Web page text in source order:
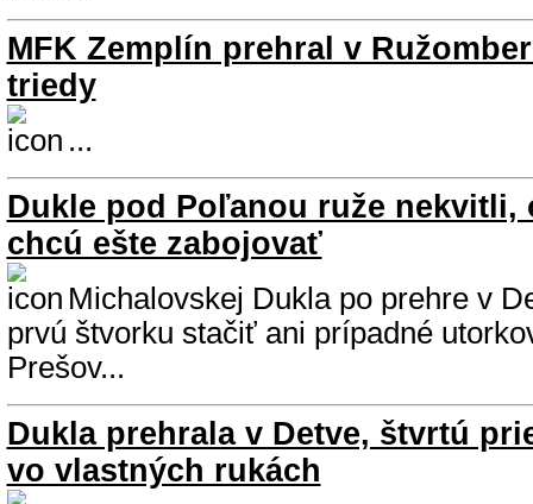
MFK Zemplín prehral v
triedy
...
Dukle pod Poľanou ruže nekvitli,
chcú ešte zabojovať
Michalovskej Dukla po prehre v
prvú štvorku stačiť ani prípadné
Prešov...
Dukla prehrala v Detve, štvrtú
vo vlastných rukách